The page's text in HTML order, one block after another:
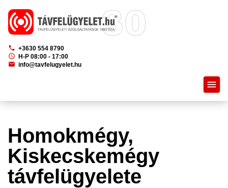
phone +3630 554 8790
schedule
H-P 08:00 - 17:00
mail info@tavfelugyelet.hu
menu
Homokmégy,
Kiskecskemégy
távfelügyelete